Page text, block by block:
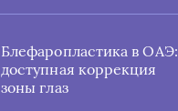
Блефаропластика в ОАЭ:
доступная коррекция
зоны глаз